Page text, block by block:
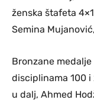
ženska štafeta
Semina
Bronzane
disciplinama 100 i
u dalj, Ahmed